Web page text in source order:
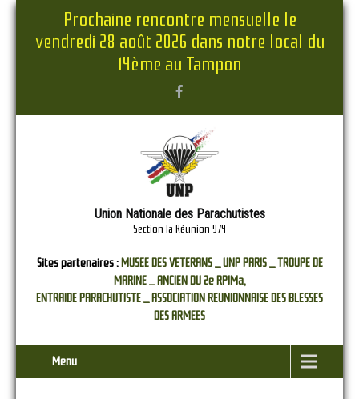
Prochaine rencontre mensuelle le
vendredi 28 août 2026 dans notre local du
14ème au Tampon
Union Nationale des Parachutistes
Section la Réunion 974
Sites partenaires :MUSEE DES VETERANS _UNP PARIS _TROUPE DE
MARINE _ANCIEN DU 2e RPIMa,
ENTRAIDE PARACHUTISTE _ASSOCIATION REUNIONNAISE DES BLESSES
DES ARMEES
Menu